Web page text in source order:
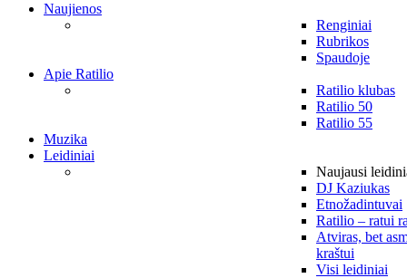
Naujienos
Renginiai
Rubrikos
Spaudoje
Apie Ratilio
Ratilio klubas
Ratilio 50
Ratilio 55
Muzika
Leidiniai
Naujausi
DJ Kaziukas
Etnožadintuvai
Ratilio – ratui
Atviras, bet
kraštui
Visi leidiniai